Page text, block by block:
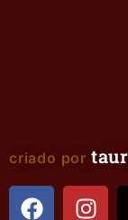
criado por